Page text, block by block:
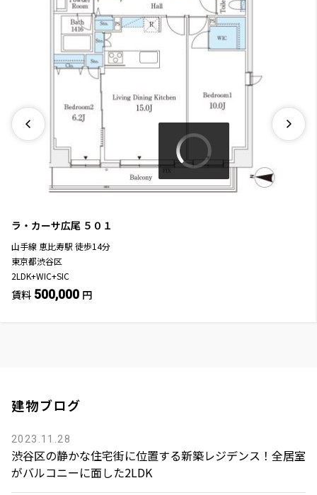
ラ・カーサ広尾 ５０１
山手線 恵比寿駅 徒歩14分
東京都渋谷区
2LDK+WIC+SIC
賃料 500,000 円
建物ブログ
2023.11.28
渋谷区の静かな住宅街に位置する新築レジデンス！全居室
がバルコニーに面した2LDK